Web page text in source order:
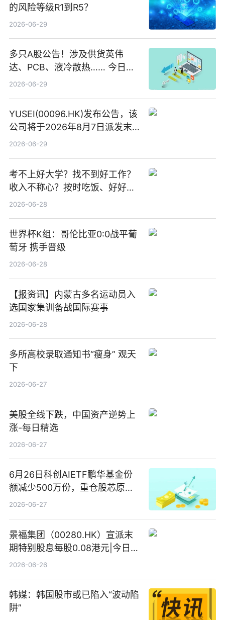
的风险等级R1到R5？
2026-06-29
多只A股公告！涉及供货英伟
达、PCB、液冷散热…… 今日快
讯
2026-06-29
YUSEI(00096.HK)发布公告，该
公司将于2026年8月7日派发末
期股息每股人民币0.013元 每日
2026-06-29
考不上好大学？找不到好工作？
收入不称心？按时吃饭、好好睡
觉
2026-06-28
世界杯K组：哥伦比亚0:0战平葡
萄牙 携手晋级
2026-06-28
【报资讯】内蒙古多名运动员入
选国家集训备战国际赛事
2026-06-28
多所高校录取通知书“瘦身” 观天
下
2026-06-27
美股全线下跌，中国资产逆势上
涨-每日精选
2026-06-27
6月26日科创AIETF鹏华基金份
额减少500万份，重仓股芯原股
份、寒武纪、澜起科技 观速讯
2026-06-27
景福集团（00280.HK）宣派末
期特别股息每股0.08港元|今日快
看
2026-06-26
韩媒：韩国股市或已陷入“波动陷
阱”